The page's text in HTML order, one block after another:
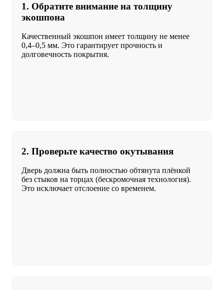
1. Обратите внимание на толщину
экошпона
Качественный экошпон имеет толщину не менее
0,4–0,5 мм. Это гарантирует прочность и
долговечность покрытия.
2. Проверьте качество окутывания
Дверь должна быть полностью обтянута плёнкой
без стыков на торцах (бескромочная технология).
Это исключает отслоение со временем.